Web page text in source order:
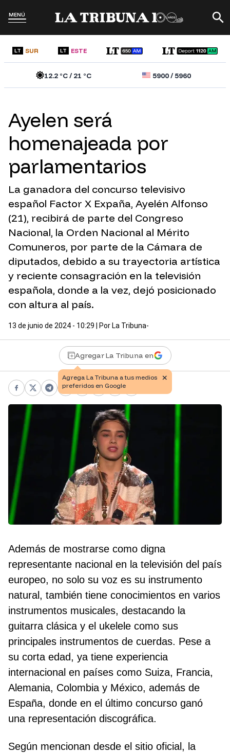
MENÚ
LT SUR LT ESTE
12.2 °C /21 °C 5900/5960
Ayelen será
homenajeada por
parlamentarios
La ganadora del concurso televisivo
español Factor X Expaña, Ayelén Alfonso
(21), recibirá de parte del Congreso
Nacional, la Orden Nacional al Mérito
Comuneros, por parte de la Cámara de
diputados, debido a su trayectoria artística
y reciente consagración en la televisión
española, donde a la vez, dejó posicionado
con altura al país.
13 de junio de 2024 - 10:29 | Por La Tribuna-
Agregar La Tribuna en
Facebook
X Telegram
WhatsApp
Pinterest
LinkedIn
PrintCopy link
Además de mostrarse como digna
representante nacional en la televisión del país
europeo, no solo su voz es su instrumento
natural, también tiene conocimientos en varios
instrumentos musicales, destacando la
guitarra clásica y el ukelele como sus
principales instrumentos de cuerdas. Pese a
su corta edad, ya tiene experiencia
internacional en países como Suiza, Francia,
Alemania, Colombia y México, además de
España, donde en el último concurso ganó
una representación discográfica.
Según mencionan desde el sitio oficial, la